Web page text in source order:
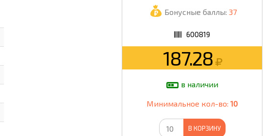
ШКОЛА
Бонусные баллы: 37
600819
187.28
в наличии
Минимальное кол-во: 10
В КОРЗИНУ